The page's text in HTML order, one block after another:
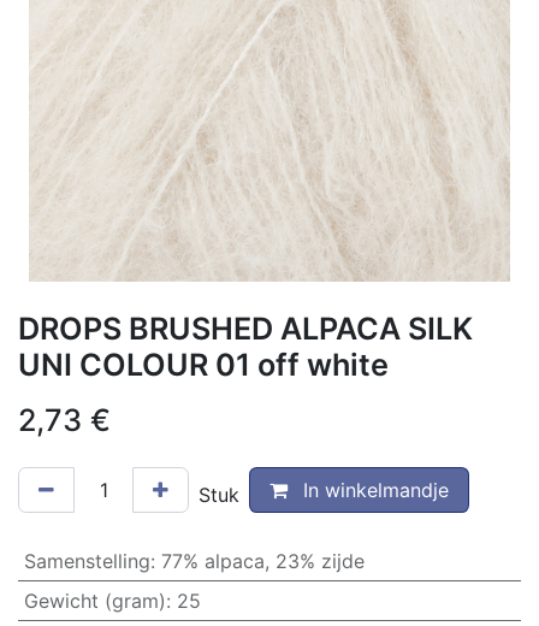
DROPS BRUSHED ALPACA SILK
UNI COLOUR 01 off white
2,73 €
Stuk In winkelmandje
Samenstelling: 77% alpaca, 23% zijde
Gewicht (gram): 25